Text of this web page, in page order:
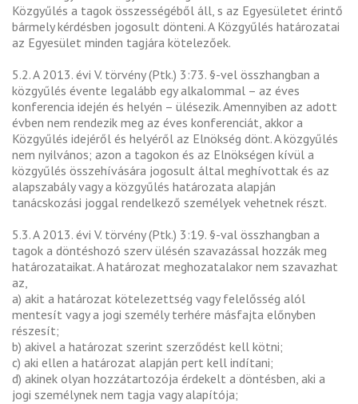
Közgyűlés a tagok összességéből áll, s az Egyesületet érintő
bármely kérdésben jogosult dönteni. A Közgyűlés határozatai
az Egyesület minden tagjára kötelezőek.
5.2. A 2013. évi V. törvény (Ptk.) 3:73. §-vel összhangban a
közgyűlés évente legalább egy alkalommal – az éves
konferencia idején és helyén – ülésezik. Amennyiben az adott
évben nem rendezik meg az éves konferenciát, akkor a
Közgyűlés idejéről és helyéről az Elnökség dönt. A közgyűlés
nem nyilvános; azon a tagokon és az Elnökségen kívül a
közgyűlés összehívására jogosult által meghívottak és az
alapszabály vagy a közgyűlés határozata alapján
tanácskozási joggal rendelkező személyek vehetnek részt.
5.3. A 2013. évi V. törvény (Ptk.) 3:19. §-val összhangban a
tagok a döntéshozó szerv ülésén szavazással hozzák meg
határozataikat. A határozat meghozatalakor nem szavazhat
az,
a) akit a határozat kötelezettség vagy felelősség alól
mentesít vagy a jogi személy terhére másfajta előnyben
részesít;
b) akivel a határozat szerint szerződést kell kötni;
c) aki ellen a határozat alapján pert kell indítani;
d) akinek olyan hozzátartozója érdekelt a döntésben, aki a
jogi személynek nem tagja vagy alapítója;